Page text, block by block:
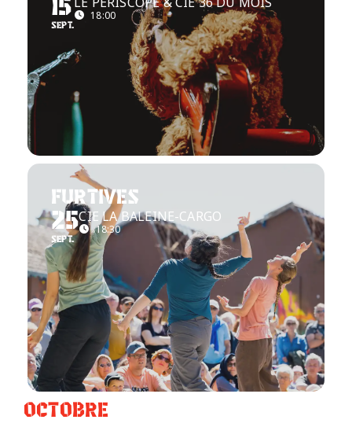
15
SEPT.
18:00
FURTIVES
25
SEPT.
CIE LA BALEINE-CARGO
18:30
OCTOBRE